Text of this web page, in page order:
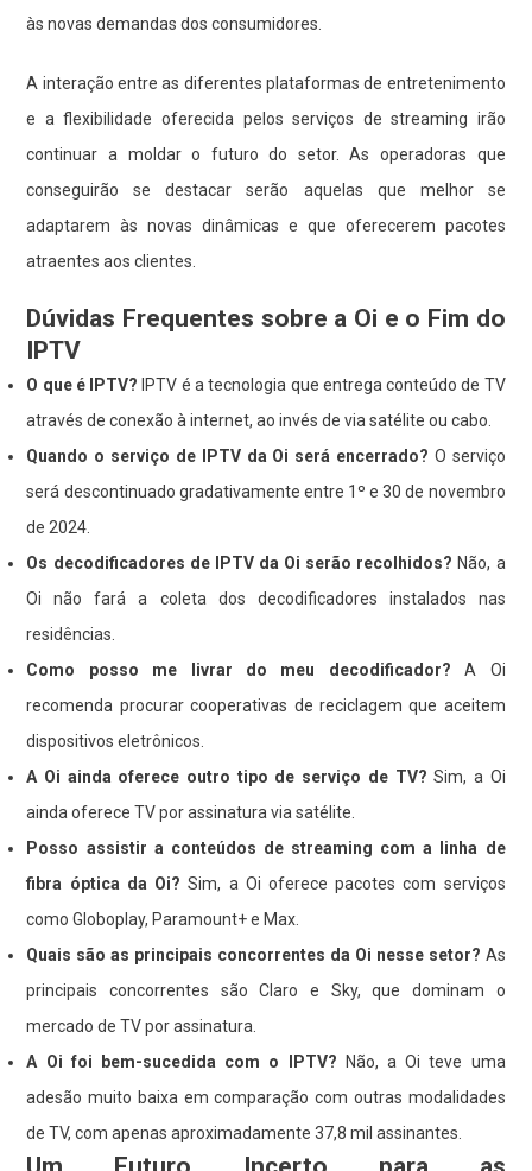
às novas demandas dos consumidores.
A interação entre as diferentes plataformas de entretenimento
e a flexibilidade oferecida pelos serviços de streaming irão
continuar a moldar o futuro do setor. As operadoras que
conseguirão se destacar serão aquelas que melhor se
adaptarem às novas dinâmicas e que oferecerem pacotes
atraentes aos clientes.
Dúvidas Frequentes sobre a Oi e o Fim do
IPTV
O que é IPTV? IPTV é a tecnologia que entrega conteúdo de TV
através de conexão à internet, ao invés de via satélite ou cabo.
Quando o serviço de IPTV da Oi será encerrado? O serviço
será descontinuado gradativamente entre 1º e 30 de novembro
de 2024.
Os decodificadores de IPTV da Oi serão recolhidos? Não, a
Oi não fará a coleta dos decodificadores instalados nas
residências.
Como posso me livrar do meu decodificador? A Oi
recomenda procurar cooperativas de reciclagem que aceitem
dispositivos eletrônicos.
A Oi ainda oferece outro tipo de serviço de TV? Sim, a Oi
ainda oferece TV por assinatura via satélite.
Posso assistir a conteúdos de streaming com a linha de
fibra óptica da Oi? Sim, a Oi oferece pacotes com serviços
como Globoplay, Paramount+ e Max.
Quais são as principais concorrentes da Oi nesse setor? As
principais concorrentes são Claro e Sky, que dominam o
mercado de TV por assinatura.
A Oi foi bem-sucedida com o IPTV? Não, a Oi teve uma
adesão muito baixa em comparação com outras modalidades
de TV, com apenas aproximadamente 37,8 mil assinantes.